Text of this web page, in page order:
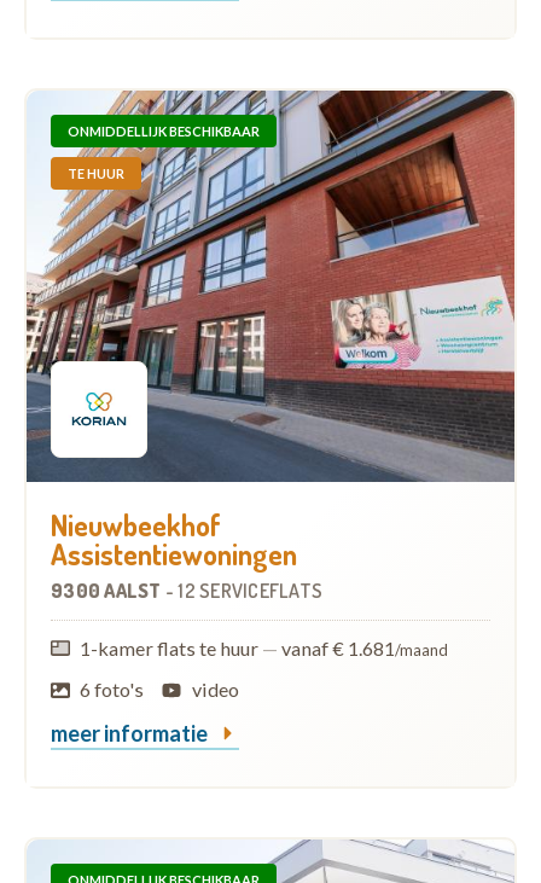
ONMIDDELLIJK BESCHIKBAAR
TE HUUR
Nieuwbeekhof
Assistentiewoningen
9300 AALST -12 SERVICEFLATS
1-kamer flats te huur — vanaf € 1.681/maand
6 foto's video
meer informatie
ONMIDDELLIJK BESCHIKBAAR